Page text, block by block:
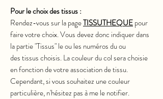
Pour le choix des tissus :
Rendez-vous sur la pageTISSUTHEQUEpour
faire votre choix. Vous devez donc indiquer dans
la partie "Tissus" le ou les numéros du ou
des tissus choisis. La couleur du col sera choisie
en fonction de votre association de tissu.
Cependant, si vous souhaitez une couleur
particulière, n'hésitez pas à me le notifier.